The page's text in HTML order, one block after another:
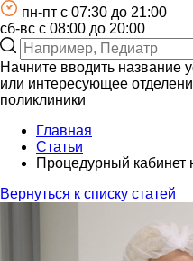
пн-пт c 07:30 до 21:00
сб-вс с 08:00 до 20:00
Начните вводить название
или интересующее
поликлиники
Главная
Статьи
Процедурный кабинет
Вернуться к списку статей